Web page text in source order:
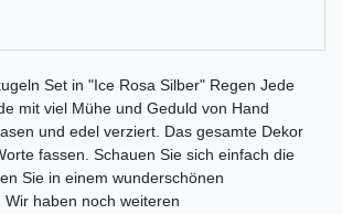
Set in "Ice Rosa Silber" Regen Jede
mit viel Mühe und Geduld von Hand
und edel verziert. Das gesamte Dekor
fassen. Schauen Sie sich einfach die
Sie in einem wunderschönen
haben noch weiteren